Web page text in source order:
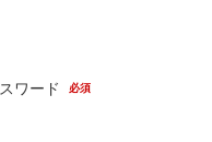
ワード 必須